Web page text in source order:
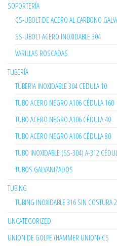
SOPORTERÍA
CS-UBOLT DE ACERO AL CARBONO
SS-UBOLT ACERO INOXIDABLE 304
VARILLAS ROSCADAS
TUBERÍA
TUBERIA INOXIDABLE 304 CEDULA 10
TUBO ACERO NEGRO A106 CÉDULA 160
TUBO ACERO NEGRO A106 CÉDULA 40
TUBO ACERO NEGRO A106 CÉDULA 80
TUBO INOXIDABLE (SS-304) A-312
TUBOS GALVANIZADOS
TUBING
TUBING INOXIDABLE 316 SIN COSTURA
UNCATEGORIZED
UNION DE GOLPE (HAMMER UNION) CS